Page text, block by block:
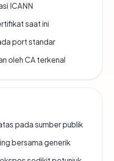
ICANN
saat ini
port standar
oleh CA terkenal
pada sumber publik
bersama generik